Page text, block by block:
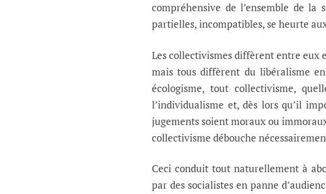
compréhensive de l’ensemble de la
partielles, incompatibles, se heurte
Les collectivismes diffèrent entre eux
mais tous diffèrent du libéralisme
écologisme, tout collectivisme,
l’individualisme et, dès lors qu’il
jugements soient moraux ou
collectivisme débouche
Ceci conduit tout naturellement à
par des socialistes en panne